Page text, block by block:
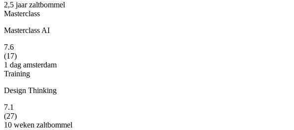
2,5 jaarzaltbommel
Masterclass
Masterclass AI
7.6
(17)
1 dag amsterdam
Training
Design Thinking
7.1
(27)
10 weken zaltbommel